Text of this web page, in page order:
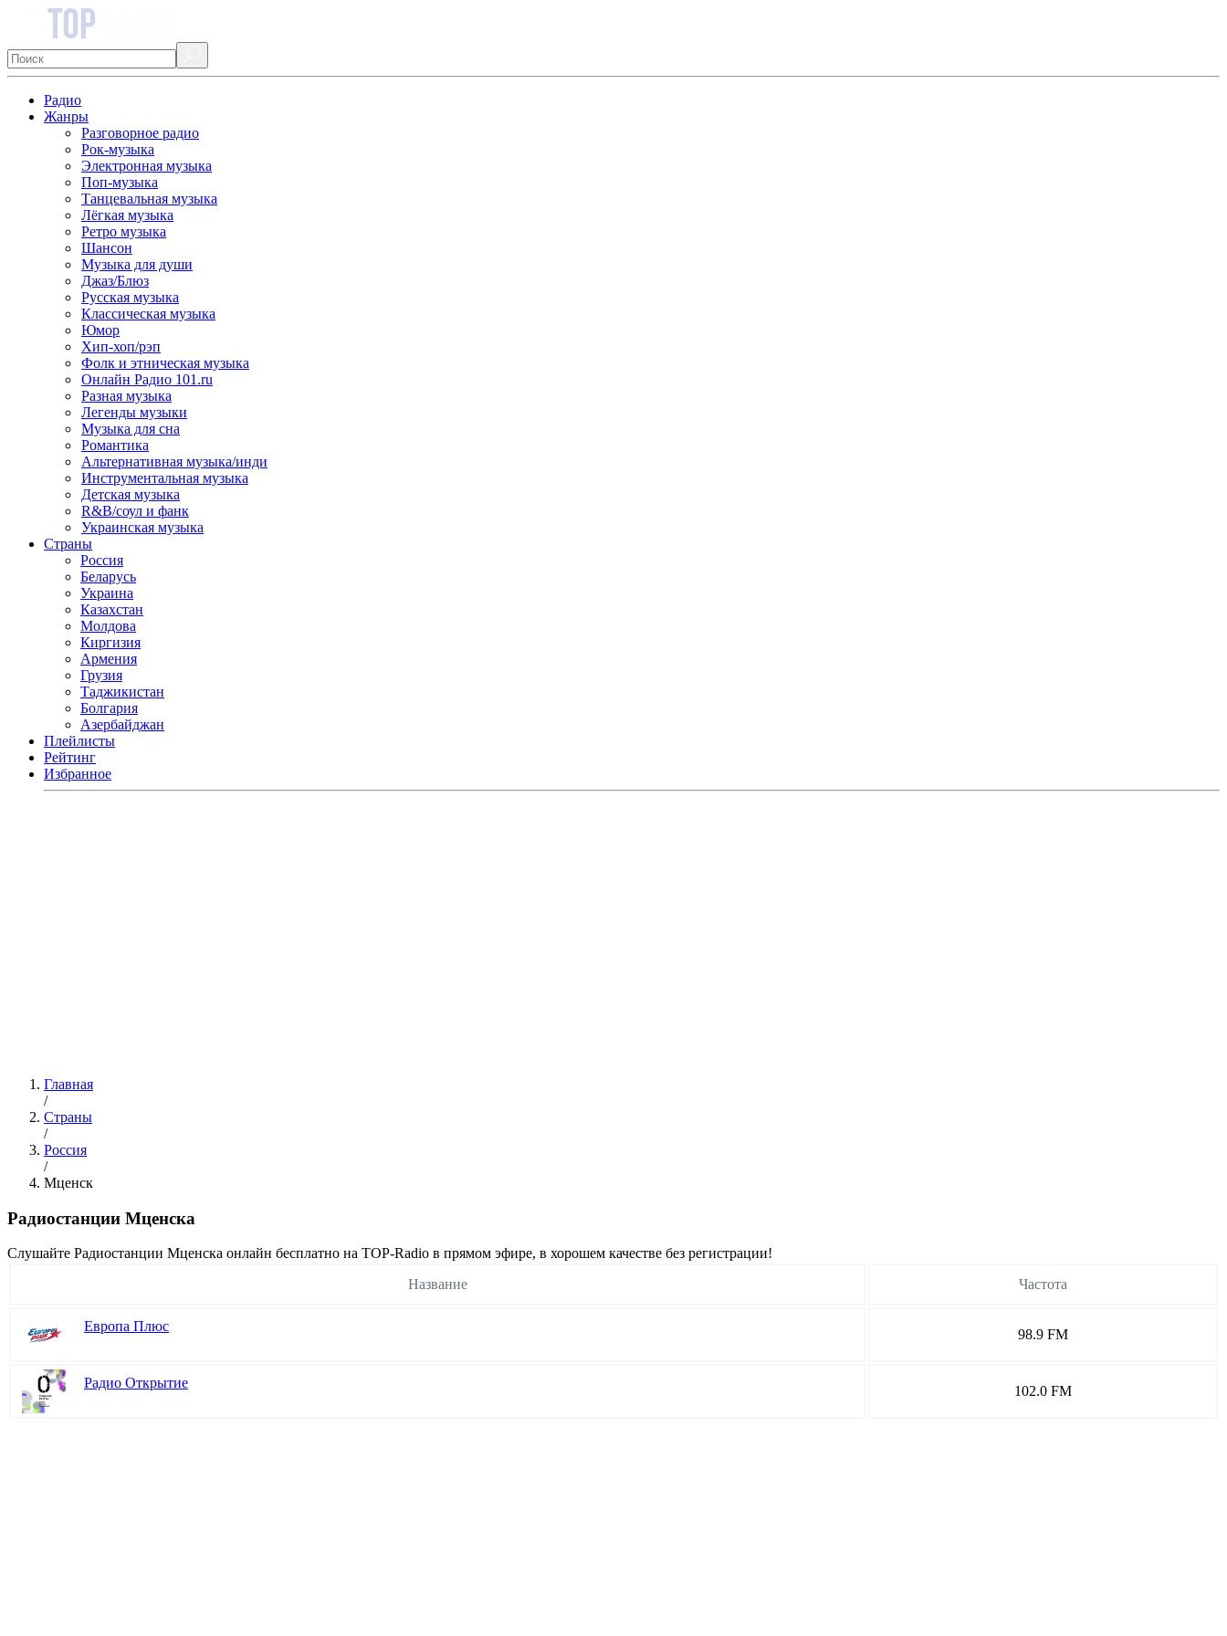
Радио
Жанры
Разговорное радио
Рок-музыка
Электронная музыка
Поп-музыка
Танцевальная музыка
Лёгкая музыка
Ретро музыка
Шансон
Музыка для души
Джаз/Блюз
Русская музыка
Классическая музыка
Юмор
Хип-хоп/рэп
Фолк и этническая музыка
Онлайн Радио 101.ru
Разная музыка
Легенды музыки
Музыка для сна
Романтика
Альтернативная музыка/инди
Инструментальная музыка
Детская музыка
R&B/cоул и фанк
Украинская музыка
Страны
Россия
Беларусь
Украина
Казахстан
Молдова
Киргизия
Армения
Грузия
Таджикистан
Болгария
Азербайджан
Плейлисты
Рейтинг
Избранное
Главная
/
Страны
/
Россия
/
Мценск
Радиостанции Мценска
Cлушайте Радиостанции Мценска онлайн бесплатно на TOP-Radio в прямом эфире, в хорошем качестве без регистрации!
Название
Частота
Европа Плюс
98.9 FM
Радио Открытие
102.0 FM